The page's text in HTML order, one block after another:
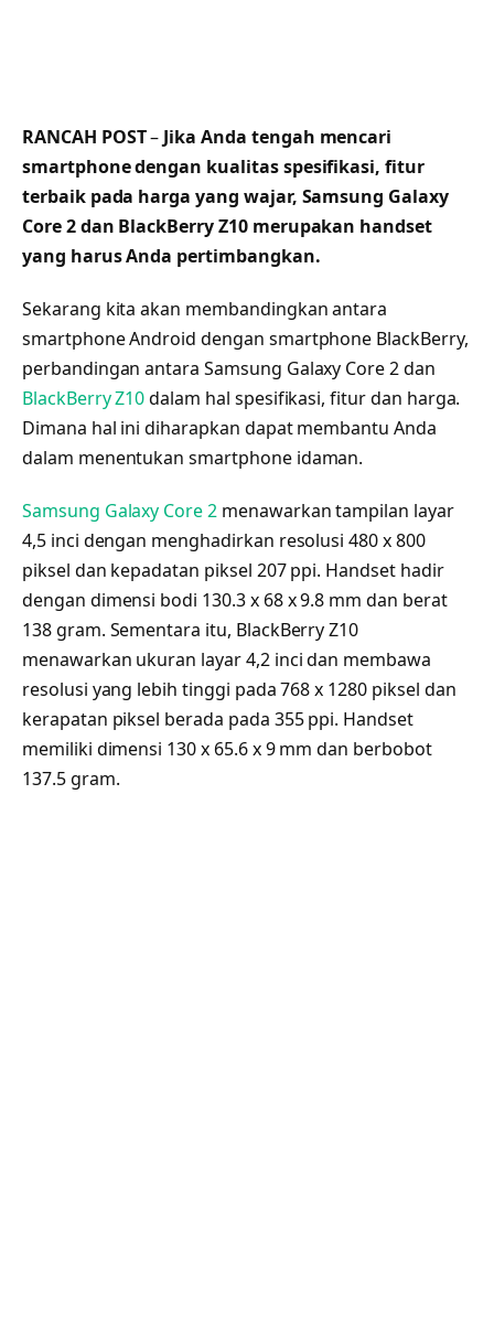
RANCAH POST– Jika Anda tengah mencari
smartphone dengan kualitas spesifikasi, fitur
terbaik pada harga yang wajar, Samsung Galaxy
Core 2 dan BlackBerry Z10 merupakan handset
yang harus Anda pertimbangkan.
Sekarang kita akan membandingkan antara
smartphone Android dengan smartphone BlackBerry,
perbandingan antara Samsung Galaxy Core 2 dan
BlackBerry Z10dalam hal spesifikasi, fitur dan harga.
Dimana hal ini diharapkan dapat membantu Anda
dalam menentukan smartphone idaman.
Samsung Galaxy Core 2 menawarkan tampilan layar
4,5 inci dengan menghadirkan resolusi 480 x 800
piksel dan kepadatan piksel 207 ppi. Handset hadir
dengan dimensi bodi 130.3 x 68 x 9.8 mm dan berat
138 gram. Sementara itu, BlackBerry Z10
menawarkan ukuran layar 4,2 inci dan membawa
resolusi yang lebih tinggi pada 768 x 1280 piksel dan
kerapatan piksel berada pada 355 ppi. Handset
memiliki dimensi 130 x 65.6 x 9 mm dan berbobot
137.5 gram.